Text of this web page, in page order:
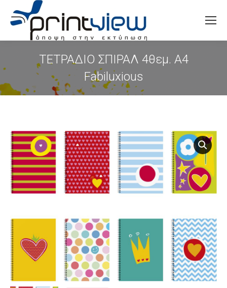
Search:
ΤΕΤΡΑΔΙΟ ΣΠΙΡΑΛ 4θεμ. Α4
Fabiluxious
You are here: